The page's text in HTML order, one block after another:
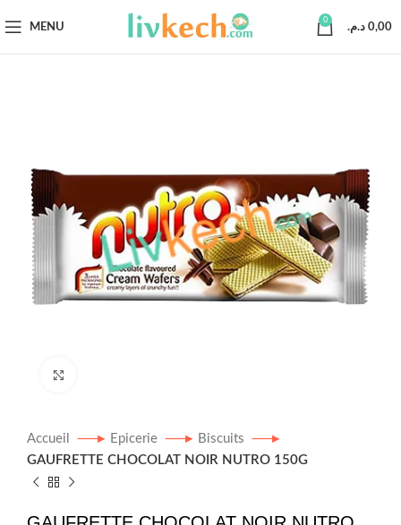
MENU
0
0,00 د.م.
Accueil Epicerie
Biscuits
GAUFRETTE CHOCOLAT NOIR NUTRO 150G